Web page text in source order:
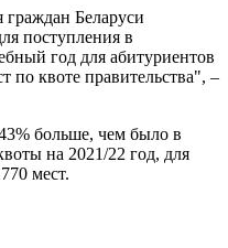
Беларуси
поступления в
год для абитуриентов
по квоте правительства", –
больше, чем было в
на 2021/22 год, для
мест.